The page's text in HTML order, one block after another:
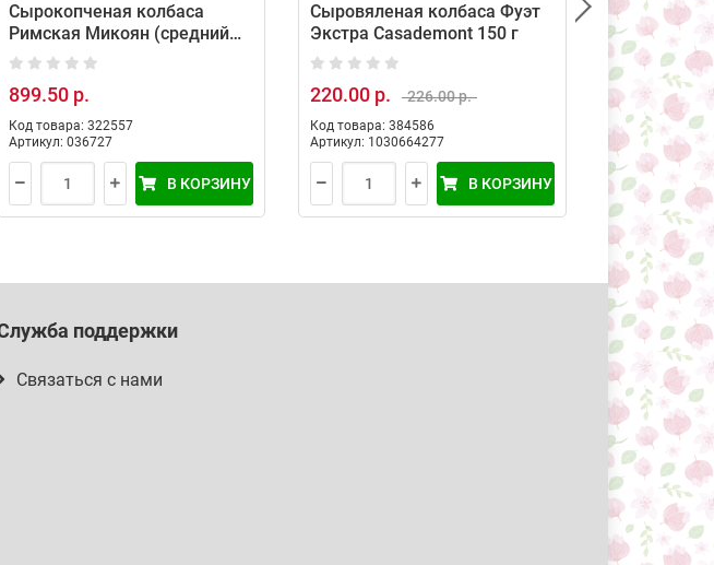
Сырокопченая колбаса
Римская Микоян (средний
вес: 600 г)
899.50 р.
Код товара: 322557
Артикул: 036727
В КОРЗИНУ
Сыровяленая колбаса Фуэт
Экстра Casademont 150 г
220.00 р. 226.00 р.
Код товара: 384586
Артикул: 1030664277
В КОРЗИНУ
(средний
453.50 р.
Код товара:
Артикул: 243854
поддержки
Связаться с нами